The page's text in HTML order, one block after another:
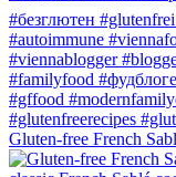
Gluten-free French